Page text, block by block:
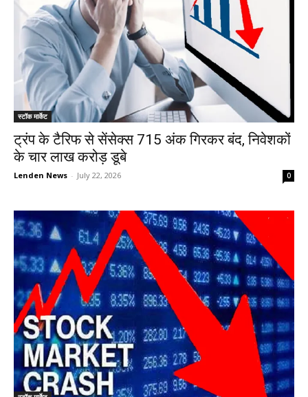
स्टॉक मार्केट
ट्रंप के टैरिफ से सेंसेक्स 715 अंक गिरकर बंद, निवेशकों
के चार लाख करोड़ डूबे
Lenden News - July 22, 2026 0